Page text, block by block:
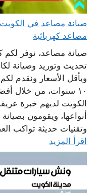
مصاعد كهربائية
صيانة مصاعد، نوفر
تحديث وتوريد وصيانة
وبأقل الأسعار ونقدم
١٠ سنوات، من خلال
الكويت لديهم خبرة
أنواعها، ويقومون
وتقنيات حديثة تواكب
اقرأ المزيد